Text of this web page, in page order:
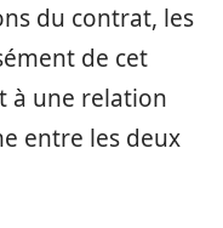
du contrat, les
de cet
à une relation
entre les deux